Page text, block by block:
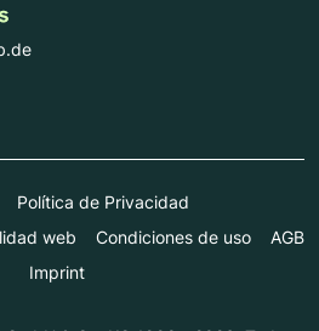
Política de Privacidad
web
Condiciones de uso
AGB
Imprint